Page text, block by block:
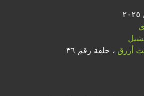
أزرق ، حلقة رقم ٣٦